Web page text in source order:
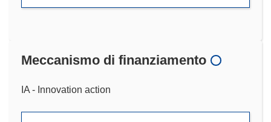
Meccanismo di finanziamento
IA - Innovation action